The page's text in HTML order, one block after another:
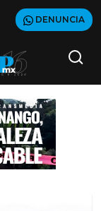
DENUNCIA